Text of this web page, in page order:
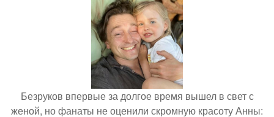
Безруков впервые за долгое время вышел в свет с
женой, но фанаты не оценили скромную красоту Анны: